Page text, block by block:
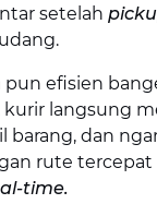
setelah
pun efisien
kurir langsung
barang, dan
rute tercepat
time.